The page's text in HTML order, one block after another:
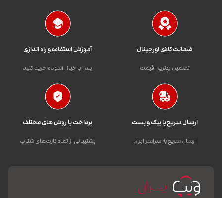
ضمانت کالای اورجینال
تضمین بهترین قیمت
آموزش استفاده و راه اندازی
پس با خیال آسوده خرید کنید
ارسال سریع با پیک و پست
ارسال سریع به سراسر ایران
پرداخت با روش های مختلف
پشتیبانی از تمام کارت‌های شتاب